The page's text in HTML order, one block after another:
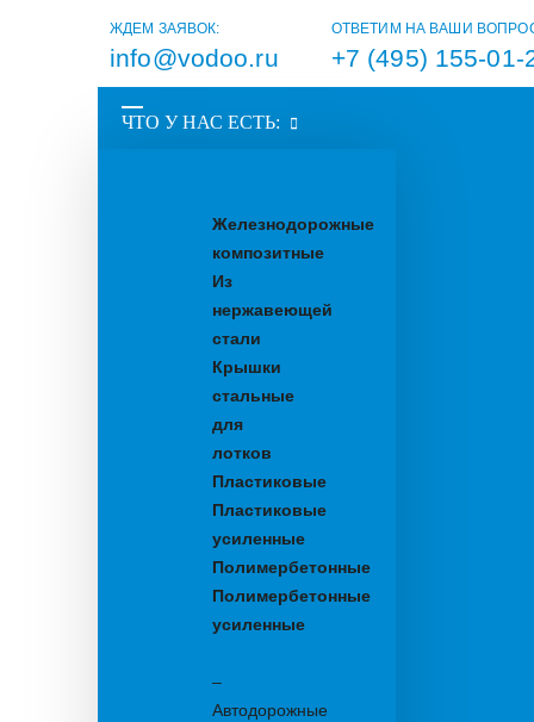
ЖДЕМ ЗАЯВОК:
info@vodoo.ru
ОТВЕТИМ НА ВАШИ
+7 (495) 155-01-
ЧТО У НАС ЕСТЬ:
Железнодорожные
композитные
Из
нержавеющей
стали
Крышки
стальные
для
лотков
Пластиковые
Пластиковые
усиленные
Полимербетонные
Полимербетонные
усиленные
–
Автодорожные